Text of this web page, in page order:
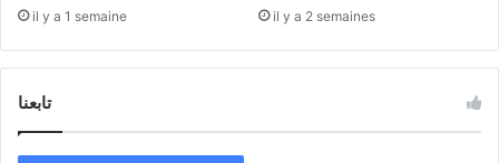
il y a 1 semaine il y a 2 semaines
تابعنا